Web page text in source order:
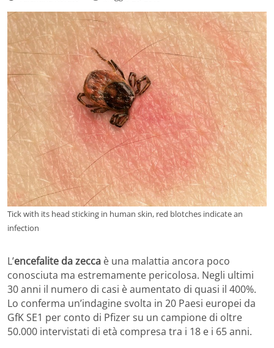
Tick with its head sticking in human skin, red blotches indicate an
infection
L’encefalite da zecca è una malattia ancora poco
conosciuta ma estremamente pericolosa. Negli ultimi
30 anni il numero di casi è aumentato di quasi il 400%.
Lo conferma un’indagine svolta in 20 Paesi europei da
GfK SE1 per conto di Pfizer su un campione di oltre
50.000 intervistati di età compresa tra i 18 e i 65 anni.